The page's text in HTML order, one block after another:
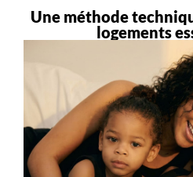
Une méthode
logements